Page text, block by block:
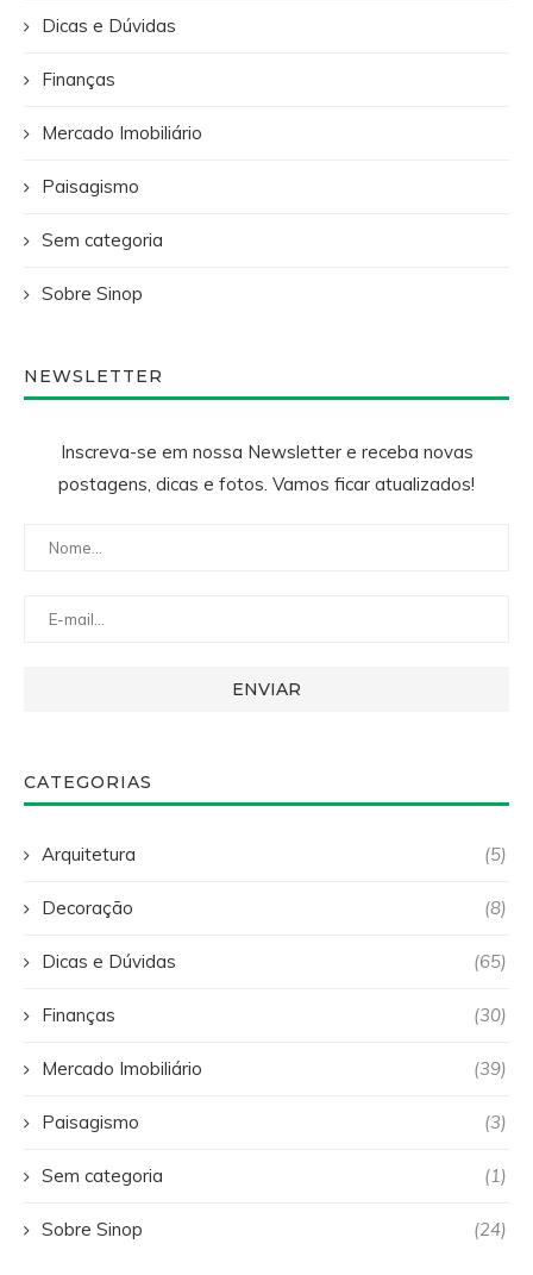
Dicas e Dúvidas
Finanças
Mercado Imobiliário
Paisagismo
Sem categoria
Sobre Sinop
NEWSLETTER
Inscreva-se em nossa Newsletter e receba novas
postagens, dicas e fotos. Vamos ficar atualizados!
CATEGORIAS
Arquitetura (5)
Decoração (8)
Dicas e Dúvidas (65)
Finanças (30)
Mercado Imobiliário (39)
Paisagismo (3)
Sem categoria (1)
Sobre Sinop (24)